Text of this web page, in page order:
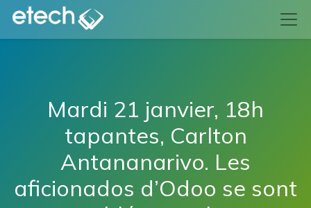
Mardi 21 janvier, 18h
tapantes, Carlton
Antananarivo. Les
aficionados d’Odoo se sont